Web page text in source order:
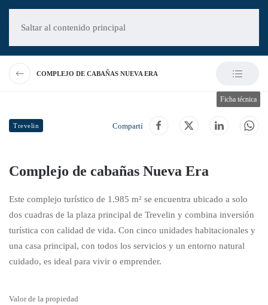
Saltar al contenido principal
COMPLEJO DE CABAÑAS NUEVA ERA
Trevelin Compartí
Complejo de cabañas Nueva Era
Este complejo turístico de 1.985 m² se encuentra ubicado a solo
dos cuadras de la plaza principal de Trevelin y combina inversión
turística con calidad de vida. Con cinco unidades habitacionales y
una casa principal, con todos los servicios y un entorno natural
cuidado, es ideal para vivir o emprender.
Valor de la propiedad
Ficha técnica